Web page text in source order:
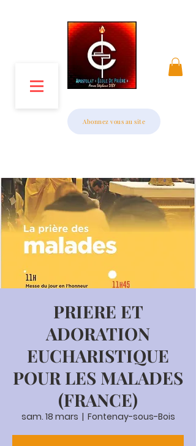
Abonnez vous au site
PRIERE ET
ADORATION
EUCHARISTIQUE
POUR LES MALADES
(FRANCE)
sam. 18 mars
  |
Fontenay-sous-Bois